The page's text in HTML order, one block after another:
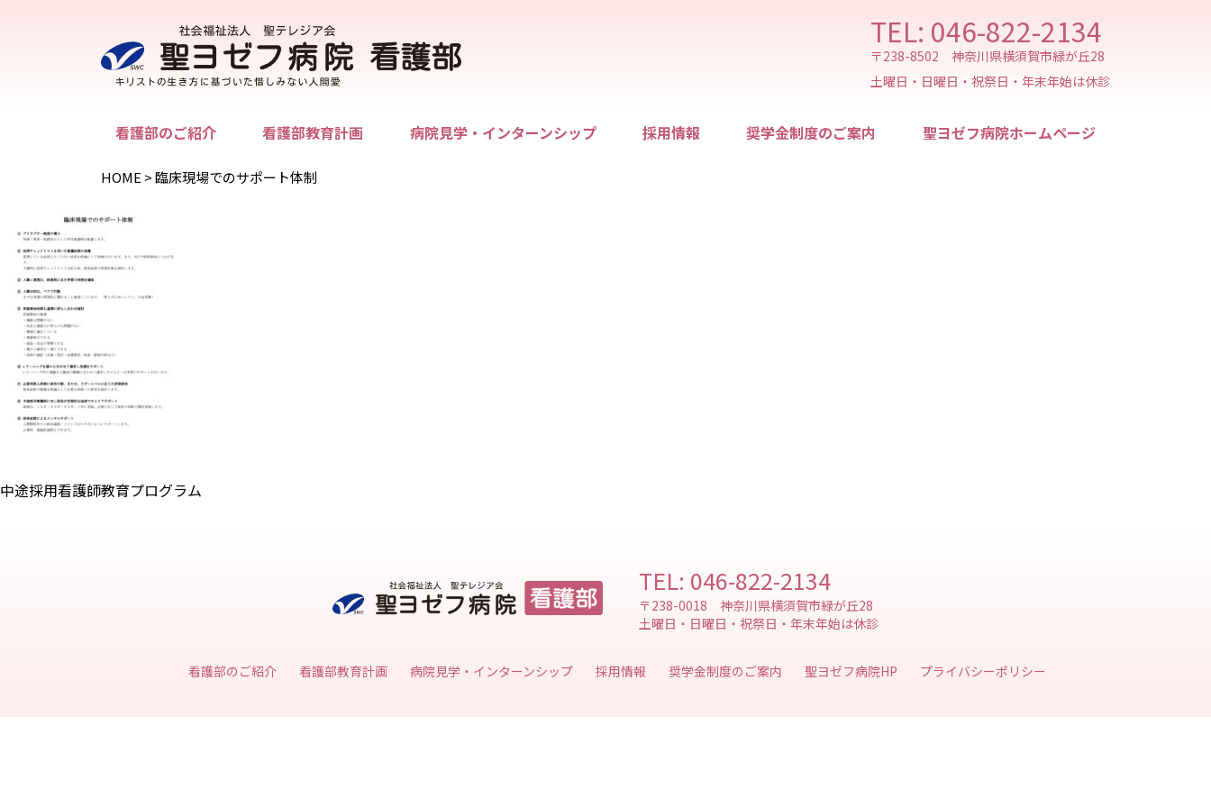
TEL: 046-822-2134
〒238-8502 神奈川県横須賀市緑が丘28
土曜日・日曜日・祝祭日・年末年始は休診
看護部のご紹介 看護部教育計画 病院見学・インターンシップ 採用情報 奨学金制度のご案内 聖ヨゼフ病院ホームページ
HOME >臨床現場でのサポート体制
中途採用看護師教育プログラム
TEL: 046-822-2134
〒238-0018 神奈川県横須賀市緑が丘28
土曜日・日曜日・祝祭日・年末年始は休診
看護部のご紹介 看護部教育計画 病院見学・インターンシップ 採用情報 奨学金制度のご案内 聖ヨゼフ病院HP プライバシーポリシー